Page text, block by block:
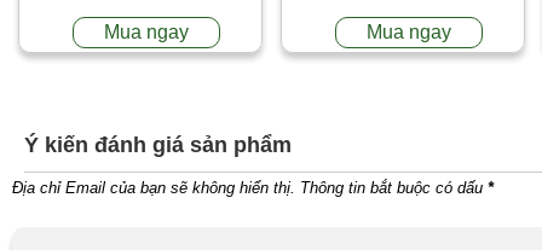
Mua ngay Mua ngay
Ý kiến đánh giá sản phẩm
Địa chỉ Email của bạn sẽ không hiển thị. Thông tin bắt buộc có dấu *